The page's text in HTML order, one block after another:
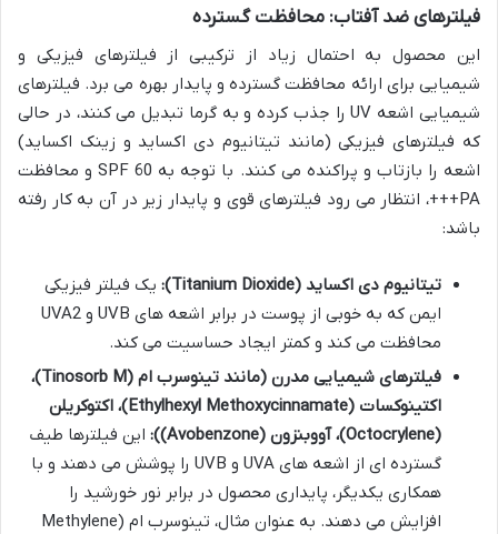
فیلترهای ضد آفتاب: محافظت گسترده
این محصول به احتمال زیاد از ترکیبی از فیلترهای فیزیکی و
شیمیایی برای ارائه محافظت گسترده و پایدار بهره می برد. فیلترهای
شیمیایی اشعه UV را جذب کرده و به گرما تبدیل می کنند، در حالی
که فیلترهای فیزیکی (مانند تیتانیوم دی اکساید و زینک اکساید)
اشعه را بازتاب و پراکنده می کنند. با توجه به SPF 60 و محافظت
PA+++، انتظار می رود فیلترهای قوی و پایدار زیر در آن به کار رفته
باشد:
تیتانیوم دی اکساید (Titanium Dioxide):
یک فیلتر فیزیکی
ایمن که به خوبی از پوست در برابر اشعه های UVB و UVA2
محافظت می کند و کمتر ایجاد حساسیت می کند.
فیلترهای شیمیایی مدرن (مانند تینوسرب ام (Tinosorb M)،
اکتینوکسات (Ethylhexyl Methoxycinnamate)، اکتوکریلن
(Octocrylene)، آووبنزون (Avobenzone)):
این فیلترها طیف
گسترده ای از اشعه های UVA و UVB را پوشش می دهند و با
همکاری یکدیگر، پایداری محصول در برابر نور خورشید را
افزایش می دهند. به عنوان مثال، تینوسرب ام (Methylene